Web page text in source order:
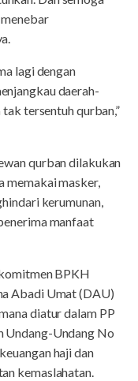
lagi dengan
daerah-
tersentuh qurban,”
qurban dilakukan
memakai masker,
kerumunan,
manfaat
BPKH
Abadi Umat (DAU)
diatur dalam PP
Undang-Undang No
haji dan
kemaslahatan.